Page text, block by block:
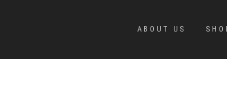
ABOUT US